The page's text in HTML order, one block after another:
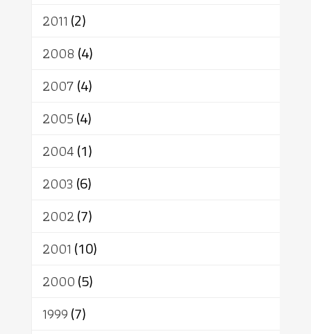
2011 (2)
2008 (4)
2007(4)
2005(4)
2004(1)
2003 (6)
2002(7)
2001 (10)
2000(5)
1999(7)